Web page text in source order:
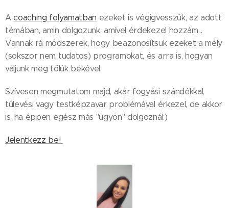
Acoaching folyamatban ezeket is végigvesszük, az adott
témában, amin dolgozunk, amivel érdekezel hozzám...
Vannak rá módszerek, hogy beazonosítsuk ezeket a mély
(sokszor nem tudatos) programokat, és arra is, hogyan
váljunk meg tőlük békével.
Szívesen megmutatom majd, akár fogyási szándékkal,
túlevési vagy testképzavar problémával érkezel, de akkor
is, ha éppen egész más "ügyön" dolgoznál:)
Jelentkezz be!